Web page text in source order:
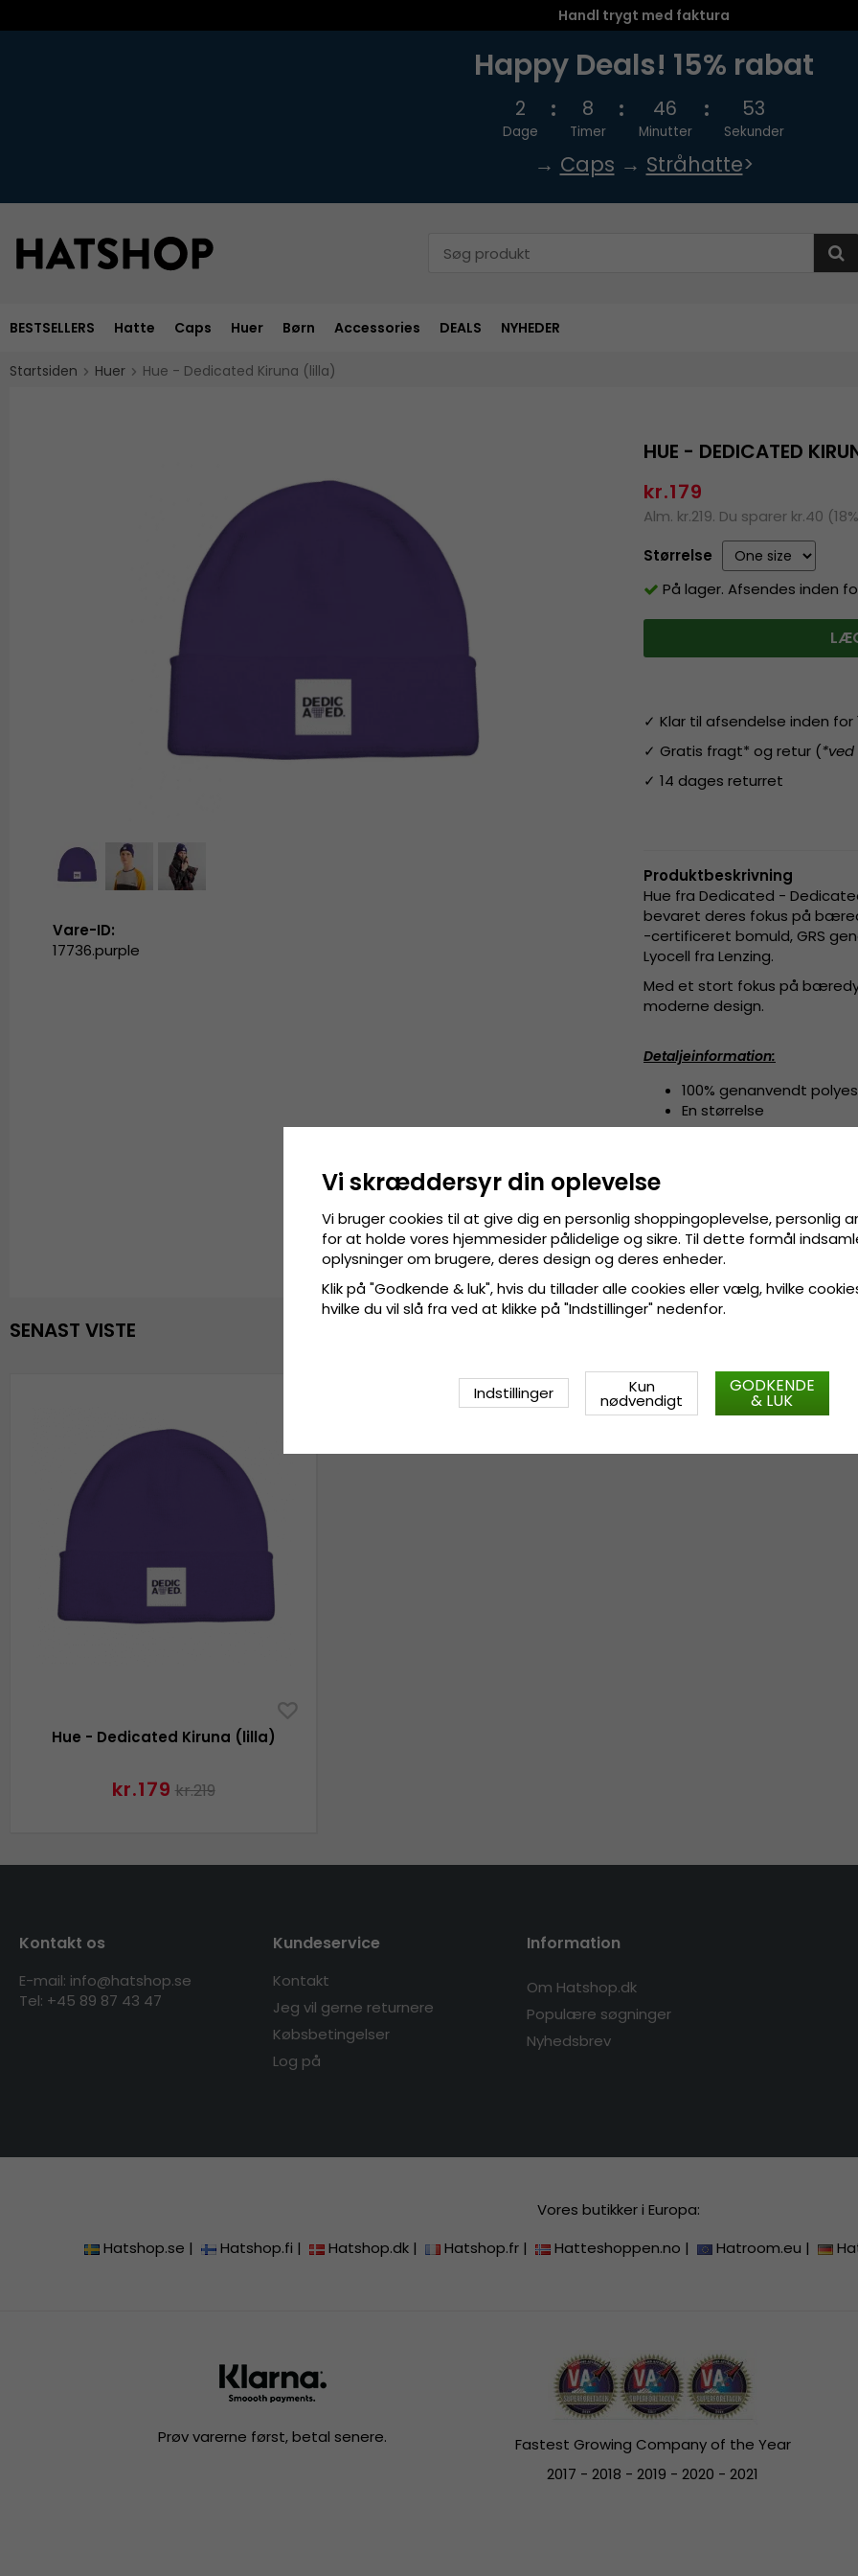
Handl trygt med faktura
Happy Deals! 15% rabat
2
Dage
8
Timer
46
Minutter
53
Sekunder
→ Caps → Stråhatte>
BESTSELLERS Hatte Caps Huer Børn Accessories DEALS NYHEDER
Startsiden Huer Hue - Dedicated Kiruna (lilla)
HUE - DEDICATED
kr.179
Alm. kr.219. Du sparer kr.40
Størrelse
På lager. Afsendes inden
✓ Klar til afsendelse inden
✓ Gratis fragt* og retur (*ved
✓ 14 dages returret
Produktbeskrivning
Hue fra Dedicated -
bevaret deres fokus på
-certificeret bomuld, GRS
Lyocell fra Lenzing.
Med et stort fokus på
moderne design.
Detaljeinformation:
100% genanvendt
En størrelse
Vare-ID:
17736.purple
SENAST VISTE
Hue - Dedicated Kiruna (lilla)
kr.179 kr.219
Kontakt os
E-mail: info@hatshop.se
Tel: +45 89 87 43 47
Kundeservice
Kontakt
Jeg vil gerne returnere
Købsbetingelser
Log på
Information
Om Hatshop.dk
Populære søgninger
Nyhedsbrev
Vores butikker i Europa:
Hatshop.se | Hatshop.fi | Hatshop.dk | Hatshop.fr | Hatteshoppen.no | Hatroom.eu |
Prøv varerne først, betal senere.
Fastest Growing Company of the Year
2017 - 2018 - 2019 - 2020 - 2021
Vi skræddersyr din oplevelse
Vi bruger cookies til at give dig en personlig shoppingoplevelse, personlig
for at holde vores hjemmesider pålidelige og sikre. Til dette formål
oplysninger om brugere, deres design og deres enheder.
Klik på "Godkende & luk", hvis du tillader alle cookies eller vælg, hvilke
hvilke du vil slå fra ved at klikke på "Indstillinger" nedenfor.
Indstillinger Kun
nødvendigt
GODKENDE
& LUK